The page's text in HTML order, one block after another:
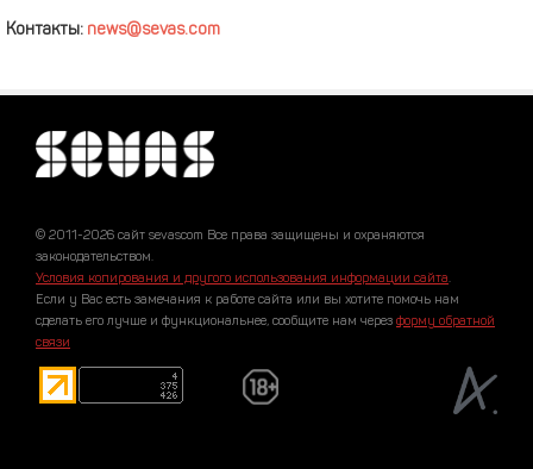
Контакты: news@sevas.com
© 2011-2026 сайт sevascom Все права защищены и охраняются
законодательством.
Условия копирования и другого использования информации сайта.
Если у Вас есть замечания к работе сайта или вы хотите помочь нам
сделать его лучше и функциональнее, сообщите нам через форму обратной
связи